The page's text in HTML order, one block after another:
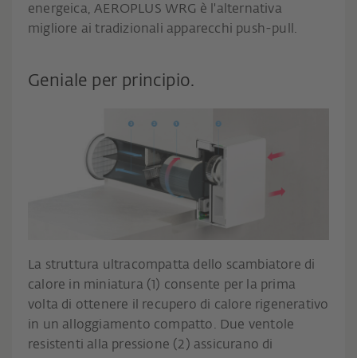
energeica, AEROPLUS WRG è l'alternativa
migliore ai tradizionali apparecchi push-pull.
Geniale per principio.
La struttura ultracompatta dello scambiatore di
calore in miniatura (1) consente per la prima
volta di ottenere il recupero di calore rigenerativo
in un alloggiamento compatto. Due ventole
resistenti alla pressione (2) assicurano di